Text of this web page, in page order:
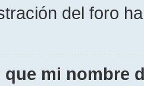
del foro
mi nombre